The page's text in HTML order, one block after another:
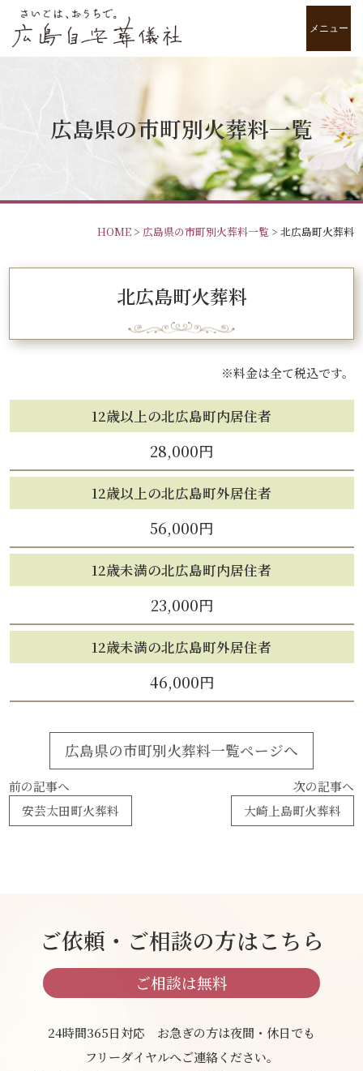
メニュー
広島県の市町別火葬料一覧
HOME> 広島県の市町別火葬料一覧 > 北広島町火葬料
北広島町火葬料
※料金は全て税込です。
12歳以上の北広島町内居住者
28,000円
12歳以上の北広島町外居住者
56,000円
12歳未満の北広島町内居住者
23,000円
12歳未満の北広島町外居住者
46,000円
広島県の市町別火葬料一覧ページへ
前の記事へ
安芸太田町火葬料
次の記事へ
大崎上島町火葬料
ご依頼・ご相談の方はこちら
ご相談は無料
24時間365日対応 お急ぎの方は夜間・休日でも
フリーダイヤルへご連絡ください。